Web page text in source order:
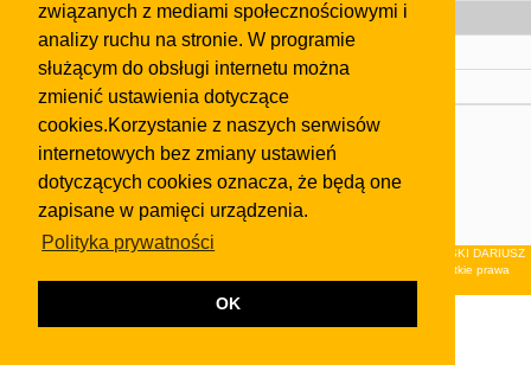
związanych z mediami społecznościowymi i
analizy ruchu na stronie. W programie
służącym do obsługi internetu można
zmienić ustawienia dotyczące
cookies.Korzystanie z naszych serwisów
internetowych bez zmiany ustawień
dotyczących cookies oznacza, że będą one
zapisane w pamięci urządzenia.
Polityka prywatności
OK
Strefa dla biznesu
Biura nieruchomości
Dealerzy i autokomisy
Skontaktuj się z nami
regulaminuiPolityki Prywatności.
Klauzula FB
© 2026Wydawnictwo NEON sp. z o.o. (dawniej: FIRMA NEON MAREK KLUCZEWSKI DARIUSZ
KRAWCZYK s.c.) z siedzibą w Olkuszu, ul.Żuradzka 15, 32-300 Olkusz . Wszystkie prawa